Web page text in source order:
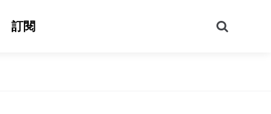
訂閱
尋